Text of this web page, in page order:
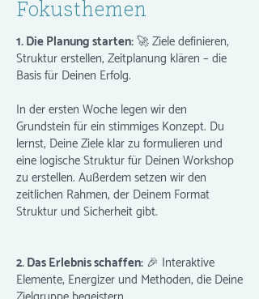
Fokusthemen
1. Die Planung starten: 🚀 Ziele definieren,
Struktur erstellen, Zeitplanung klären – die
Basis für Deinen Erfolg.
In der ersten Woche legen wir den
Grundstein für ein stimmiges Konzept. Du
lernst, Deine Ziele klar zu formulieren und
eine logische Struktur für Deinen Workshop
zu erstellen. Außerdem setzen wir den
zeitlichen Rahmen, der Deinem Format
Struktur und Sicherheit gibt.
2. Das Erlebnis schaffen: 🎉 Interaktive
Elemente, Energizer und Methoden, die Deine